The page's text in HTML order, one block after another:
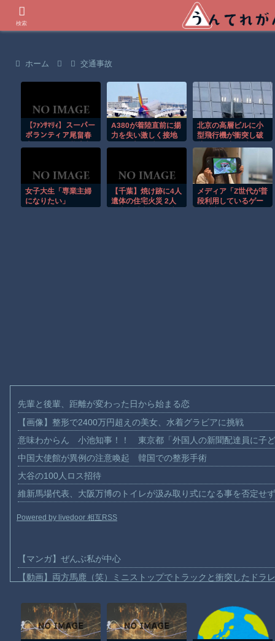
ホーム 交通事故
【ﾌｧﾝｻﾏﾘｨ】スーパー
ボランティア尾畠春
く」「対価・飲食は
一切頂かない」
A380が着陸直前に揚
力を失い激しく接地
北京の高層ビルに小
型飛行機が衝突し破
間！！
女子大生「専業主婦
になりたい」
【千葉】焼け跡に4人
遺体の住宅火災 2人
メディア「Z世代が普
段利用しているゲー
先輩と後輩、距離が変わった日から始まる恋
【画像】整形で2400万円超えの美女、水着グラビアに挑戦
意味わからん 小池知事！！ 東京都「外国人の新聞配達員に子
中国大使館が異例の注意喚起 韓国での整形手術
大谷の100人ロス招待
維新馬場代表、大阪万博のトイレが汲み取り式になる事を否定せ
Powered by livedoor 相互RSS
【マンガ】ぜんぶ私が中心
【動画】両方馬鹿（笑）ミニストップでトラックと衝突したドラ
【動画】野菜売りのおじさんにドローンを特攻させるおそロシア
【動画】首都高で4tトラックが原因の玉突き事故に巻き込まれた
検索